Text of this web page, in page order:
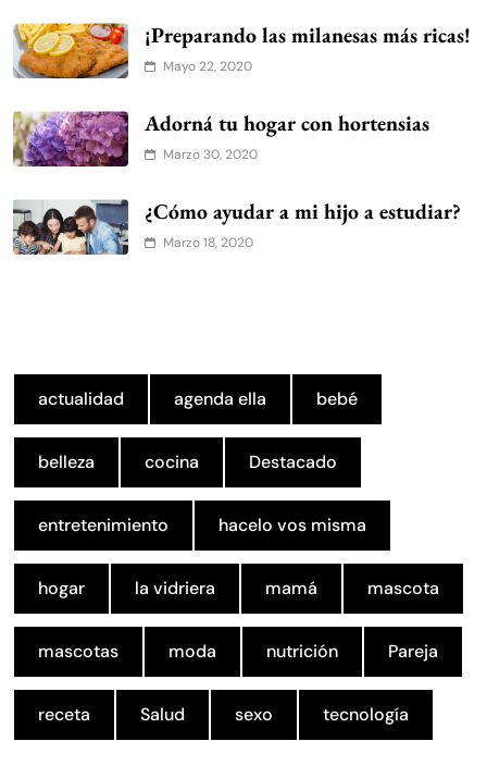
¡Preparando las milanesas más ricas!
Mayo 22, 2020
Adorná tu hogar con hortensias
Marzo 30, 2020
¿Cómo ayudar a mi hijo a estudiar?
Marzo 18, 2020
actualidad agenda ella bebé
belleza cocina Destacado
entretenimiento hacelo vos misma
hogar la vidriera mamá mascota
mascotas moda nutrición Pareja
receta Salud sexo tecnología